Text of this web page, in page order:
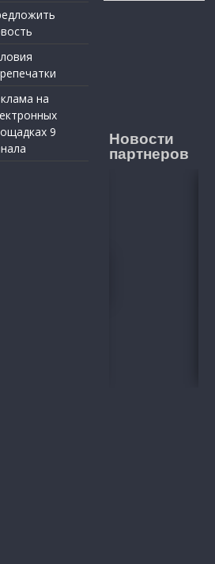
на
9
Новости
партнеров